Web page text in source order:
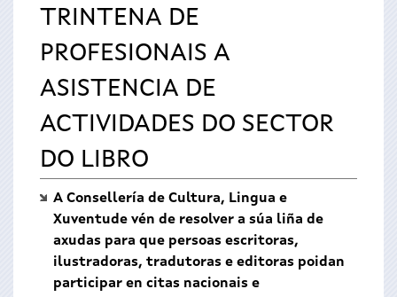
aquíTRINTENA DE
PROFESIONAIS A
ASISTENCIA DE
ACTIVIDADES DO SECTOR
DO LIBRO
A Consellería de Cultura, Lingua e
Xuventude vén de resolver a súa liña de
axudas para que persoas escritoras,
ilustradoras, tradutoras e editoras poidan
participar en citas nacionais e